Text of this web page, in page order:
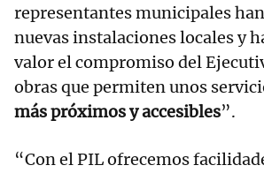
representantes municipales
nuevas instalaciones locales y
valor el compromiso del
obras que permiten unos
más próximos y accesibles”.
“Con el PIL ofrecemos